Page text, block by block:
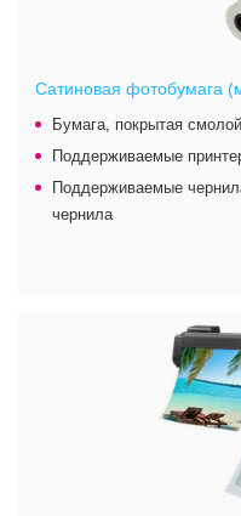
Сатиновая фотобумага
Бумага, покрытая
Поддерживаемые
Поддерживаемые
чернила